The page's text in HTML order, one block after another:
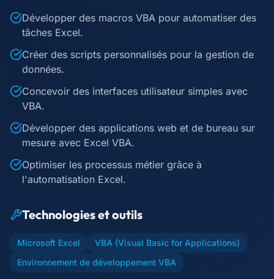
Développer des macros VBA pour automatiser des
tâches Excel.
Créer des scripts personnalisés pour la gestion de
données.
Concevoir des interfaces utilisateur simples avec
VBA.
Développer des applications web et de bureau sur
mesure avec Excel VBA.
Optimiser les processus métier grâce à
l'automatisation Excel.
Technologies et outils
Microsoft Excel
VBA (Visual Basic for Applications)
Environnement de développement VBA